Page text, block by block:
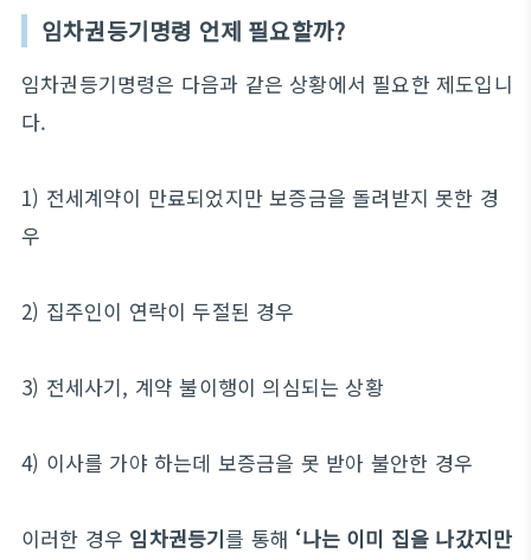
임차권등기명령 언제 필요할까?
임차권등기명령은 다음과 같은 상황에서 필요한 제도입니
다.
1) 전세계약이 만료되었지만 보증금을 돌려받지 못한 경
우
2) 집주인이 연락이 두절된 경우
3) 전세사기, 계약 불이행이 의심되는 상황
4) 이사를 가야 하는데 보증금을 못 받아 불안한 경우
이러한 경우 임차권등기를 통해 ‘나는 이미 집을 나갔지만